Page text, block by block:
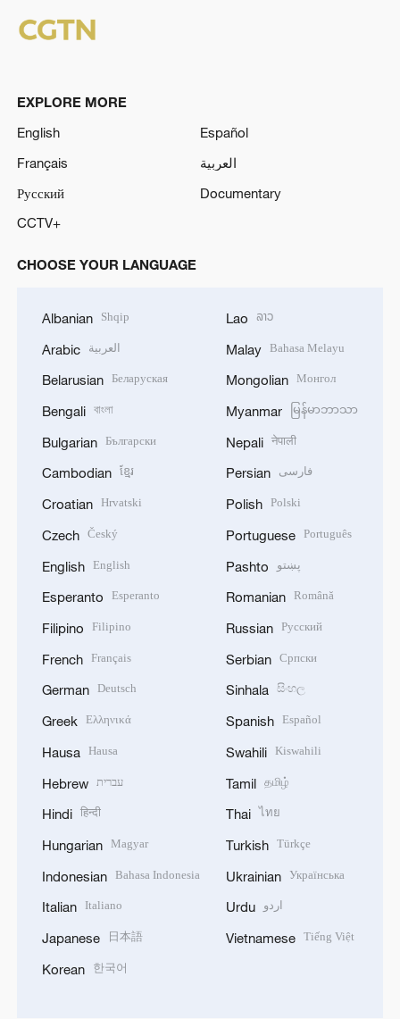
EXPLORE MORE
English
Español
Français
العربية
Русский
Documentary
CCTV+
CHOOSE YOUR LANGUAGE
Albanian Shqip
Arabic العربية
Belarusian Беларуская
Bengali বাংলা
Bulgarian Български
Cambodian ខ្មែរ
Croatian Hrvatski
Czech Český
English English
Esperanto Esperanto
Filipino Filipino
French Français
German Deutsch
Greek Ελληνικά
Hausa Hausa
Hebrew עברית
Hindi हिन्दी
Hungarian Magyar
Indonesian Bahasa Indonesia
Italian Italiano
Japanese 日本語
Korean 한국어
Lao ລາວ
Malay Bahasa Melayu
Mongolian Монгол
Myanmar မြန်မာဘာသာ
Nepali नेपाली
Persian فارسی
Polish Polski
Portuguese Português
Pashto پښتو
Romanian Română
Russian Русский
Serbian Српски
Sinhala සිංහල
Spanish Español
Swahili Kiswahili
Tamil தமிழ்
Thai ไทย
Turkish Türkçe
Ukrainian Українська
Urdu اردو
Vietnamese Tiếng Việt